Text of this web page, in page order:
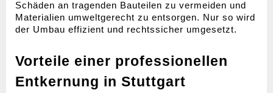
Schäden an tragenden Bauteilen zu vermeiden und
Materialien umweltgerecht zu entsorgen. Nur so wird
der Umbau effizient und rechtssicher umgesetzt.
Vorteile einer professionellen
Entkernung in Stuttgart